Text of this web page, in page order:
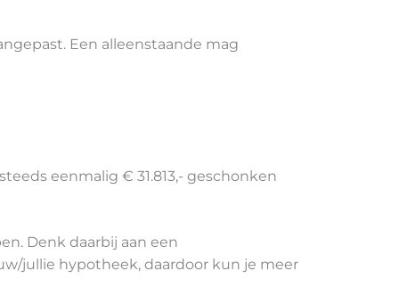
Een alleenstaande mag
eenmalig € 31.813,- geschonken
Denk daarbij aan een
jullie hypotheek, daardoor kun je meer